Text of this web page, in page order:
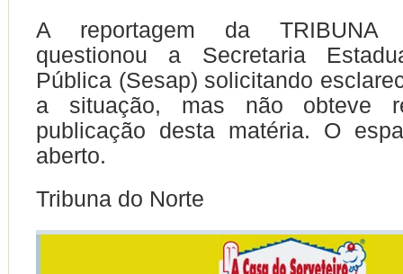
A reportagem da TRIBUNA
questionou a Secretaria
Pública (Sesap) solicitando
a situação, mas não obteve
publicação desta matéria. O
aberto.
Tribuna do Norte